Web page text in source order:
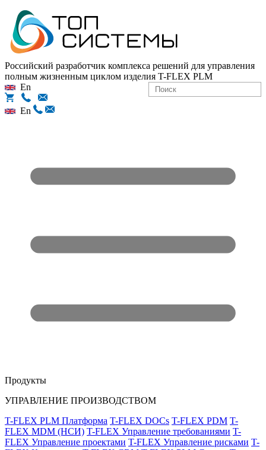
Российский разработчик комплекса решений для управления
полным жизненным циклом изделия T-FLEX PLM
En
En
Продукты
УПРАВЛЕНИЕ ПРОИЗВОДСТВОМ
T-FLEX PLM Платформа T-FLEX DOCs T-FLEX PDM T-
FLEX MDM (НСИ) T-FLEX Управление требованиями T-
FLEX Управление проектами T-FLEX Управление рисками T-